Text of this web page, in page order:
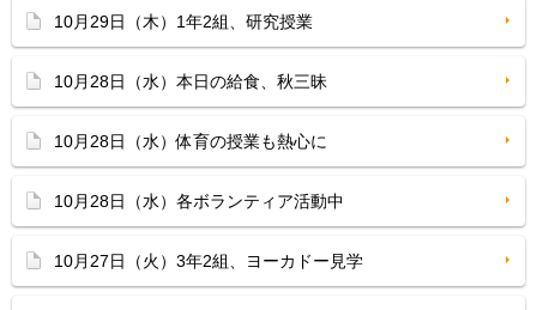
10月29日（木）1年2組、研究授業
10月28日（水）本日の給食、秋三昧
10月28日（水）体育の授業も熱心に
10月28日（水）各ボランティア活動中
10月27日（火）3年2組、ヨーカドー見学